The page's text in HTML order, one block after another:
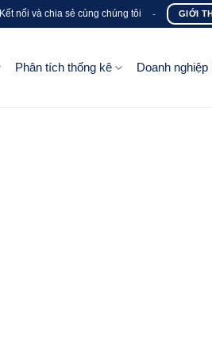
Kết nối và chia sẻ cùng chúng tôi - GIỚI
Phân tích thống kê Doanh nghiệp